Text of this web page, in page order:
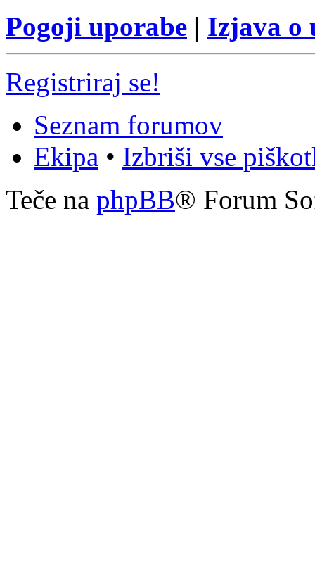
Pogoji uporabe | Izjava o
Registriraj se!
Seznam forumov
Ekipa • Izbriši vse
Teče na phpBB® Forum